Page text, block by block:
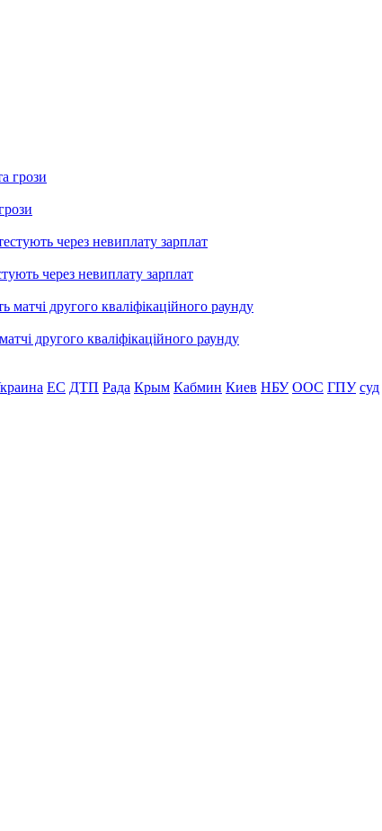
через невиплату зарплат
другого кваліфікаційного раунду
ЕС ДТП Рада Крым Кабмин Киев НБУ ООС ГПУ суд